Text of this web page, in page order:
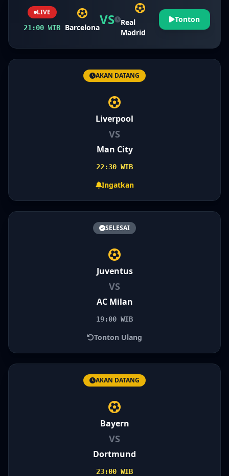
LIVE
21:00 WIB BarcelonaVS
Real
Madrid
Tonton
AKAN DATANG
Liverpool
VS
Man City
22:30 WIB
Ingatkan
SELESAI
Juventus
VS
AC Milan
19:00 WIB
Tonton Ulang
AKAN DATANG
Bayern
VS
Dortmund
23:00 WIB